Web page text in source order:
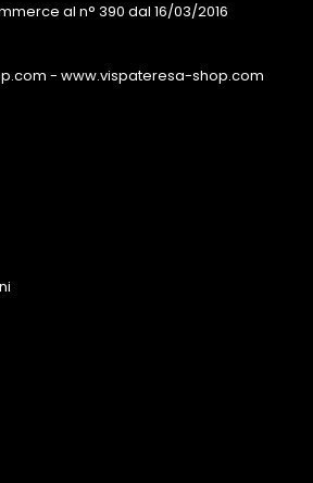
al n° 390 dal 16/03/2016
- www.vispateresa-shop.com